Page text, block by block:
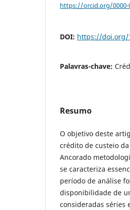
https://orcid.org/0000-
DOI: https://doi.org/
Palavras-chave:
Resumo
O objetivo deste
crédito de custeio
Ancorado
se caracteriza
período de análise
disponibilidade de
consideradas séries